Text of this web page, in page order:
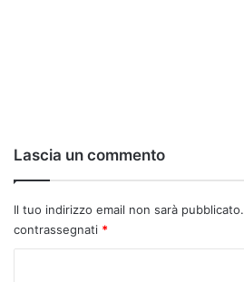
Lascia un commento
Il tuo indirizzo email non sarà pubblicato.
contrassegnati *